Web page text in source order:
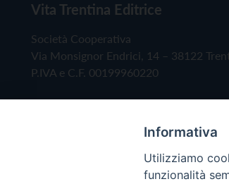
Vita Trentina Editrice
Società Cooperativa
Via Monsignor Endrici, 14 – 38122
P.IVA e C.F. 00199960220
Informativa
Utilizziamo
funzionalità